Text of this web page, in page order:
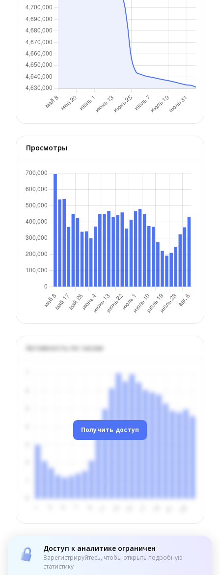
Просмотры
Активность по часам
Получить доступ
Доступ к аналитике ограничен
Зарегистрируйтесь, чтобы открыть подробную
статистику